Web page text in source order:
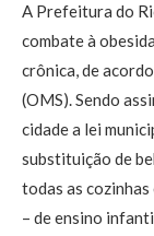
A Prefeitura do
combate à
crônica, de
(OMS). Sendo
cidade a lei
substituição de
todas as cozinhas
– de ensino